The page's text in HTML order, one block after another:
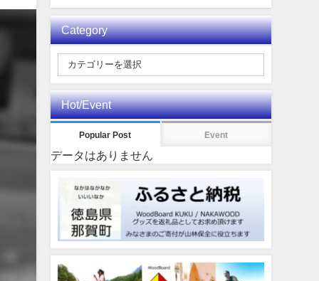
Category
Hot/Event
Popular Post Event
データはありません